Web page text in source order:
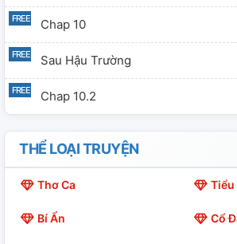
Chap 10
Sau Hậu Trường
Chap 10.2
THỂ LOẠI TRUYỆN
Thơ Ca Tiểu
Bí Ẩn Cổ